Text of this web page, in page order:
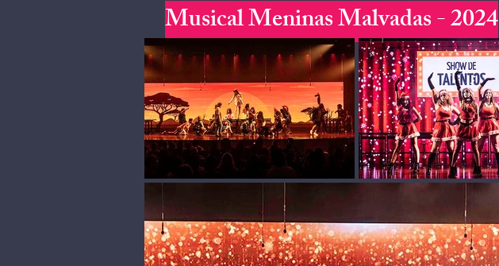
Musical Meninas Malvadas - 2024